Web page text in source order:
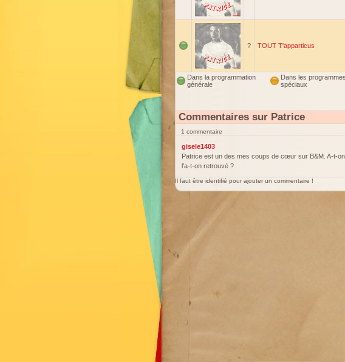
? TOUT T'apparticus
Dans la programmation
générale
Dans les programmes
spéciaux
Commentaires sur Patrice
1 commentaire
gisele1403
Patrice est un des mes coups de cœur sur B&M. A-t-
l'a-t-on retrouvé ?
Il faut être identifié pour ajouter un commentaire !